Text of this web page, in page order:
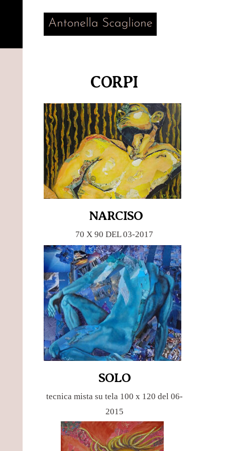
CORPI
NARCISO
70 X 90 DEL 03-2017
SOLO
tecnica mista su tela 100 x 120 del 06-
2015